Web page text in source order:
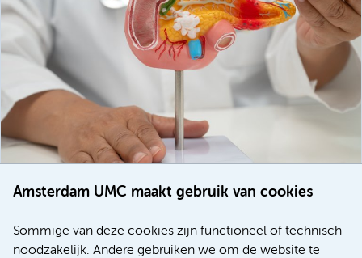
Amsterdam UMC maakt gebruik van cookies
Sommige van deze cookies zijn functioneel of technisch
noodzakelijk. Andere gebruiken we om de website te
voor patiënten met alvleesklierkanker verbeteren